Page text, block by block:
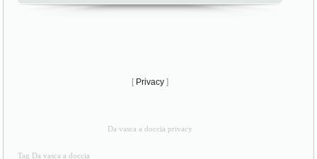
[ Privacy ]
Da vasca a doccia privacy
Tag Da vasca a doccia